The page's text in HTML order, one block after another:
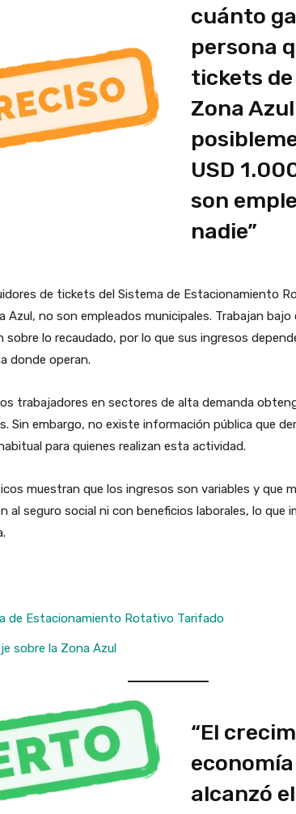
cuánto
persona
tickets
Zona
USD
son
nadie”
de tickets del Sistema de Estacionamiento
Azul, no son empleados municipales. Trabajan
sobre lo recaudado, por lo que sus ingresos
donde operan.
trabajadores en sectores de alta demanda
Sin embargo, no existe información pública que
para quienes realizan esta actividad.
muestran que los ingresos son variables y que
al seguro social ni con beneficios laborales, lo que
de Estacionamiento Rotativo Tarifado
sobre la Zona Azul
“El
alcanzó el